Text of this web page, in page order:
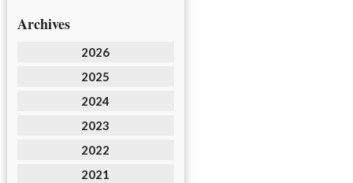
Archives
2026
2025
2024
2023
2022
2021